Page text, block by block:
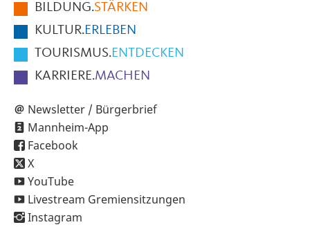
SeiteBILDUNG.STÄRKEN
KULTUR.ERLEBEN
TOURISMUS.ENTDECKEN
KARRIERE.MACHEN
Newsletter / Bürgerbrief
Mannheim-App
Facebook
X
YouTube
Livestream Gremiensitzungen
Instagram